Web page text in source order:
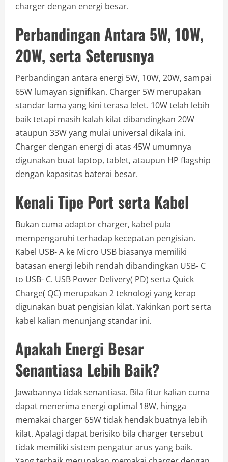
charger dengan energi besar.
Perbandingan Antara 5W, 10W,
20W, serta Seterusnya
Perbandingan antara energi 5W, 10W, 20W, sampai
65W lumayan signifikan. Charger 5W merupakan
standar lama yang kini terasa lelet. 10W telah lebih
baik tetapi masih kalah kilat dibandingkan 20W
ataupun 33W yang mulai universal dikala ini.
Charger dengan energi di atas 45W umumnya
digunakan buat laptop, tablet, ataupun HP flagship
dengan kapasitas baterai besar.
Kenali Tipe Port serta Kabel
Bukan cuma adaptor charger, kabel pula
mempengaruhi terhadap kecepatan pengisian.
Kabel USB- A ke Micro USB biasanya memiliki
batasan energi lebih rendah dibandingkan USB- C
to USB- C. USB Power Delivery( PD) serta Quick
Charge( QC) merupakan 2 teknologi yang kerap
digunakan buat pengisian kilat. Yakinkan port serta
kabel kalian menunjang standar ini.
Apakah Energi Besar
Senantiasa Lebih Baik?
Jawabannya tidak senantiasa. Bila fitur kalian cuma
dapat menerima energi optimal 18W, hingga
memakai charger 65W tidak hendak buatnya lebih
kilat. Apalagi dapat berisiko bila charger tersebut
tidak memiliki sistem pengatur arus yang baik.